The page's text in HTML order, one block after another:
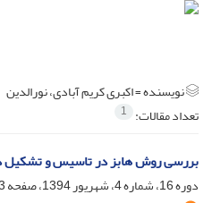
نویسنده =اکبری کریم آبادی، نورالدین
تعداد مقالات: 1
بررسی روش هابز در تاسیس و تشکیل
دوره 16، شماره 4، شهریور 1394، صفحه